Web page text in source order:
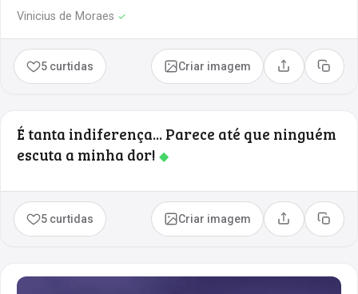
Vinicius de Moraes ✓
5 curtidas Criar imagem Compartilhar
Copiar
É tanta indiferença... Parece até que ninguém
escuta a minha dor! ◆
5 curtidas Criar imagem Compartilhar
Copiar